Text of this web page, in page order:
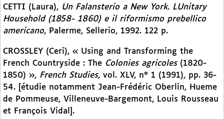
CETTI (Laura), Un Falansterio a New York. LUnitary
Household (1858- 1860) e il riformismo prebellico
americano, Palerme, Sellerio, 1992. 122 p.
CROSSLEY (Ceri), « Using and Transforming the
French Countryside : The Colonies agricoles(1820-
1850) », French Studies, vol. XLV, n° 1 (1991), pp. 36-
54. [étudie notamment Jean-Frédéric Oberlin, Hueme
de Pommeuse, Villeneuve-Bargemont, Louis Rousseau
et François Vidal].